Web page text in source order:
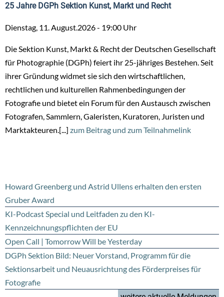
25 Jahre DGPh Sektion Kunst, Markt und Recht
Dienstag, 11. August.2026 - 19:00 Uhr
Die Sektion Kunst, Markt & Recht der Deutschen Gesellschaft
für Photographie (DGPh) feiert ihr 25-jähriges Bestehen. Seit
ihrer Gründung widmet sie sich den wirtschaftlichen,
rechtlichen und kulturellen Rahmenbedingungen der
Fotografie und bietet ein Forum für den Austausch zwischen
Fotografen, Sammlern, Galeristen, Kuratoren, Juristen und
Marktakteuren.[...] zum Beitrag und zum Teilnahmelink
Howard Greenberg und Astrid Ullens erhalten den ersten
Gruber Award
KI-Podcast Special und Leitfaden zu den KI-
Kennzeichnungspflichten der EU
Open Call | Tomorrow Will be Yesterday
DGPh Sektion Bild: Neuer Vorstand, Programm für die
Sektionsarbeit und Neuausrichtung des Förderpreises für
Fotografie